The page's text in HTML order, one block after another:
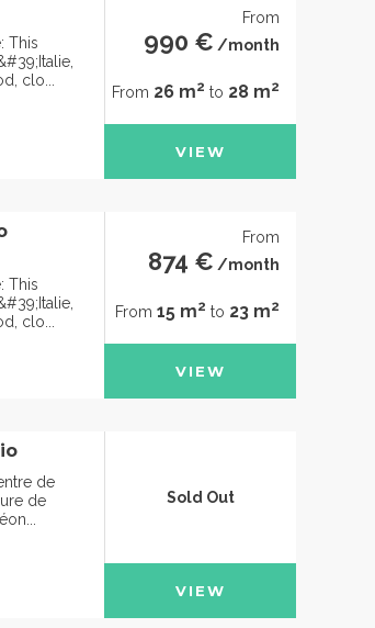
This
clo...
From
990 € /month
From 26 m2 to 28 m2
VIEW
This
clo...
From
874 € /month
From 15 m2 to 23 m2
VIEW
de
de
Sold Out
VIEW